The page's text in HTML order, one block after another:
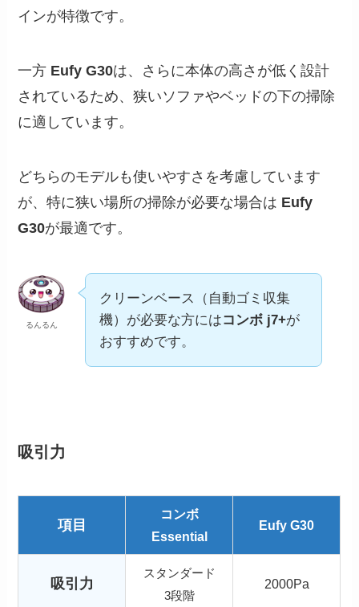
インが特徴です。
一方 Eufy G30は、さらに本体の高さが低く設計
されているため、狭いソファやベッドの下の掃除
に適しています。
どちらのモデルも使いやすさを考慮しています
が、特に狭い場所の掃除が必要な場合は Eufy
G30が最適です。
るんるん
クリーンベース（自動ゴミ収集
機）が必要な方にはコンボ j7+が
おすすめです。
吸引力
項目
コンボ
Essential
Eufy G30
吸引力
スタンダード
3段階
2000Pa